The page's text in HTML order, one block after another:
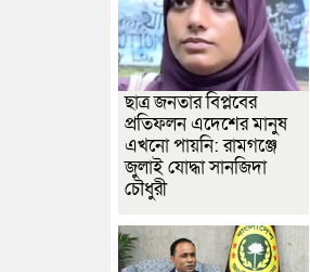
ছাত্র জনতার বিপ্লবের
প্রতিফলন এদেশের মানুষ
এখনো পায়নি: রামগঞ্জে
জুলাই যোদ্ধা সানজিদা
চৌধুরী